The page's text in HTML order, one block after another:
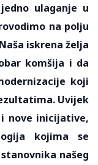
ulaganje u
na polju
iskrena želja
komšija i da
koji
Uvijek
nove inicijative,
kojima se
našeg